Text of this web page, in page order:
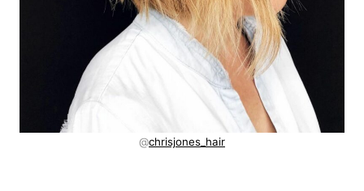
@chrisjones_hair